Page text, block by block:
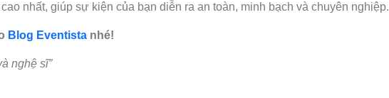
nhất, giúp sự kiện của bạn diễn ra an toàn, minh bạch và chuyên nghiệp.
Blog Eventista nhé!
nghệ sĩ”